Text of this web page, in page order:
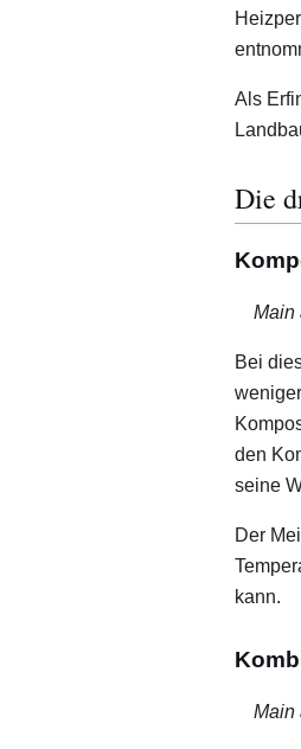
Als
Die
Main
Bei
den
seine
Der
kann.
Main